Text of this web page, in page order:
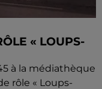
« LOUPS-
à la médiathèque
rôle « Loups-